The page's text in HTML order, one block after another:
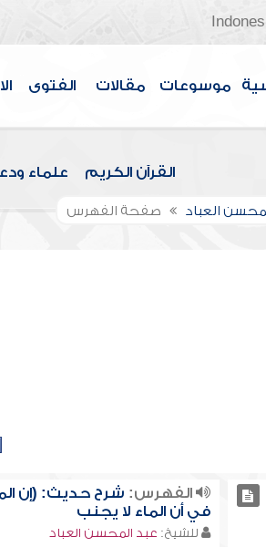
موسوعات مقالات الفتوى
القرآن الكريم علماء
العباد صفحة الفهرس
الفهرس: شرح حديث: (إن
في أن الماء لا يجنب
للشيخ: عبد المحسن العباد